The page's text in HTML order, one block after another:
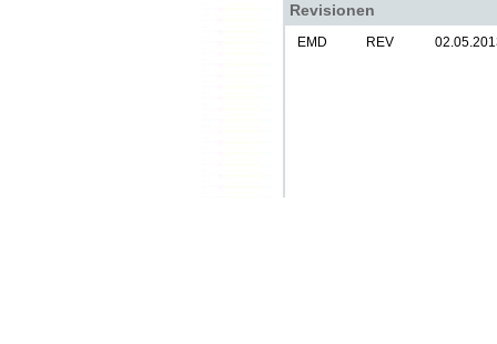
Revisionen
EMD REV